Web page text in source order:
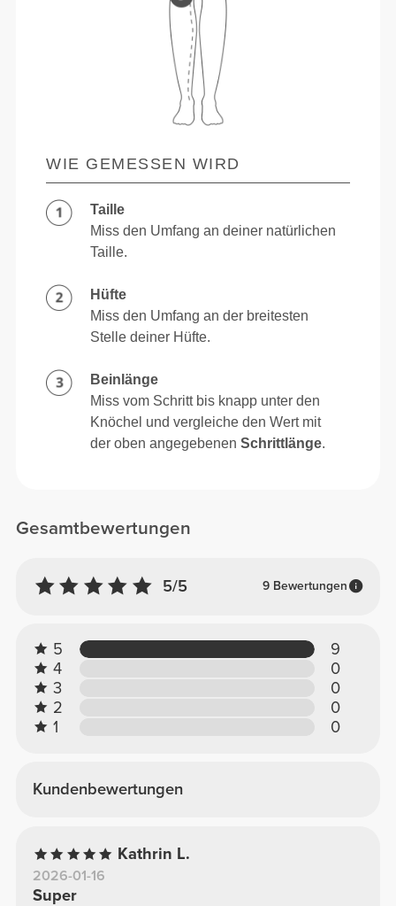
Gesamtbewertungen
5/5 9 Bewertungen
5
9
4
0
3
0
2
0
1
0
Kundenbewertungen
Kathrin L.
2026-01-16
Super
WIE GEMESSEN WIRD
Taille
Miss den Umfang an deiner natürlichen
Taille.
Hüfte
Miss den Umfang an der breitesten
Stelle deiner Hüfte.
Beinlänge
Miss vom Schritt bis knapp unter den
Knöchel und vergleiche den Wert mit
der oben angegebenenSchrittlänge.